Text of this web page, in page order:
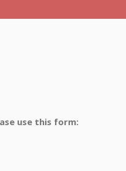
use this form: